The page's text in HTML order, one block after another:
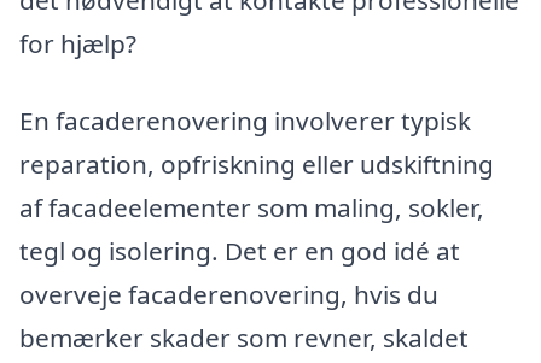
for hjælp?
En facaderenovering involverer typisk
reparation, opfriskning eller udskiftning
af facadeelementer som maling, sokler,
tegl og isolering. Det er en god idé at
overveje facaderenovering, hvis du
bemærker skader som revner, skaldet